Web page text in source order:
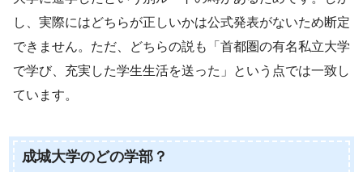
し、実際にはどちらが正しいかは公式発表がないため断定
できません。ただ、どちらの説も「首都圏の有名私立大学
で学び、充実した学生生活を送った」という点では一致し
ています。
成城大学のどの学部？